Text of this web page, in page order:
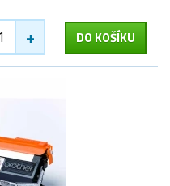
+ DO KOŠÍKU